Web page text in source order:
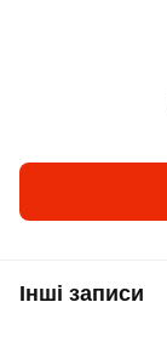
Інші записи